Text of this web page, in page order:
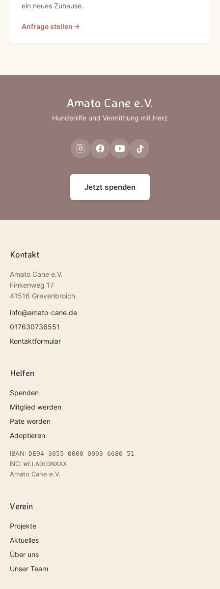
ein neues Zuhause.
Anfrage stellen
Amato Cane e.V.
Hundehilfe und Vermittlung mit Herz
Jetzt spenden
Kontakt
Amato Cane e.V.
Finkenweg 17
41516 Grevenbroich
info@amato-cane.de
017630736551
Kontaktformular
Helfen
Spenden
Mitglied werden
Pate werden
Adoptieren
IBAN: DE94 3055 0000 0093 6680 51
BIC: WELADEDNXXX
Amato Cane e.V.
Verein
Projekte
Aktuelles
Über uns
Unser Team